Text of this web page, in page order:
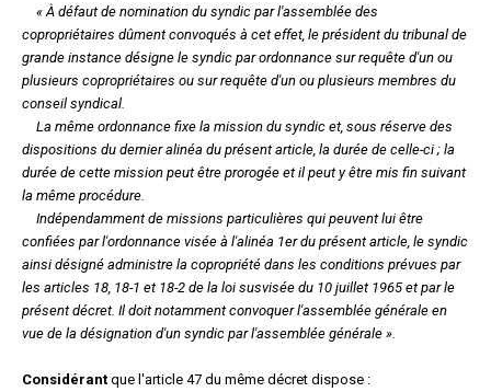
« À défaut de nomination du syndic par l'assemblée des
copropriétaires dûment convoqués à cet effet, le président du tribunal de
grande instance désigne le syndic par ordonnance sur requête d'un ou
plusieurs copropriétaires ou sur requête d'un ou plusieurs membres du
conseil syndical.
La même ordonnance fixe la mission du syndic et, sous réserve des
dispositions du dernier alinéa du présent article, la durée de celle-ci ; la
durée de cette mission peut être prorogée et il peut y être mis fin suivant
la même procédure.
Indépendamment de missions particulières qui peuvent lui être
confiées par l'ordonnance visée à l'alinéa 1er du présent article, le syndic
ainsi désigné administre la copropriété dans les conditions prévues par
les articles 18, 18-1 et 18-2 de la loi susvisée du 10 juillet 1965 et par le
présent décret. Il doit notamment convoquer l'assemblée générale en
vue de la désignation d'un syndic par l'assemblée générale ».
Considérant que l'article 47 du même décret dispose :